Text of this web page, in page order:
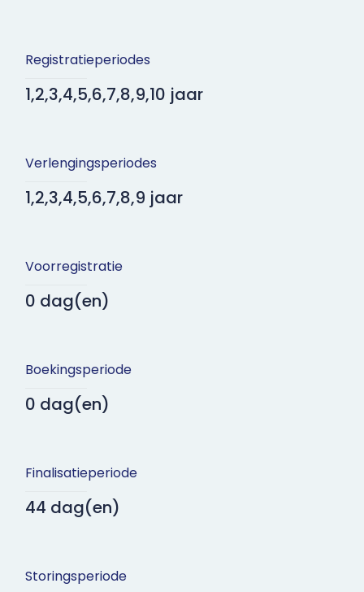
Registratieperiodes
1,2,3,4,5,6,7,8,9,10 jaar
Verlengingsperiodes
1,2,3,4,5,6,7,8,9 jaar
Voorregistratie
0 dag(en)
Boekingsperiode
0 dag(en)
Finalisatieperiode
44 dag(en)
Storingsperiode